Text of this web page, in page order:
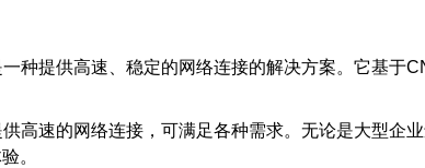
种提供高速、稳定的网络连接的解决方案。它基于
高速的网络连接，可满足各种需求。无论是大型企
。